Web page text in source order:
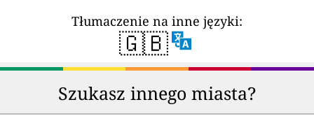
Tłumaczenie na inne języki:
🇬🇧
Szukasz innego miasta?